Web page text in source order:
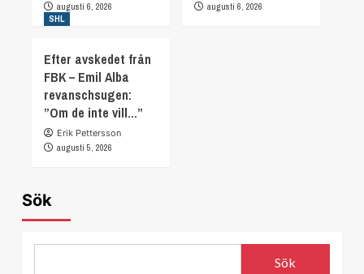
augusti 6, 2026
augusti 6, 2026
SHL
Efter avskedet från
FBK – Emil Alba
revanschsugen:
”Om de inte vill…”
Erik Pettersson
augusti 5, 2026
Sök
Sök